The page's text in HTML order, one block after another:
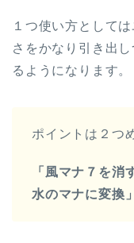
１つ使い方として
さをかなり引き出
るようになります。
ポイントは２つ
「風マナ７を消
水のマナに変換」